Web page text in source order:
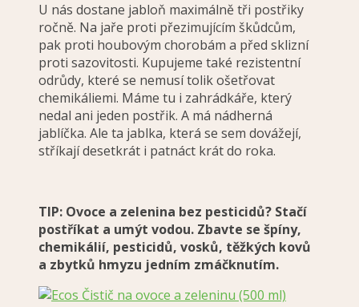
U nás dostane jabloň maximálně tři postřiky
ročně. Na jaře proti přezimujícím škůdcům,
pak proti houbovým chorobám a před sklizní
proti sazovitosti. Kupujeme také rezistentní
odrůdy, které se nemusí tolik ošetřovat
chemikáliemi. Máme tu i zahrádkáře, který
nedal ani jeden postřik. A má nádherná
jablíčka. Ale ta jablka, která se sem dovážejí,
stříkají desetkrát i patnáct krát do roka.
TIP: Ovoce a zelenina bez pesticidů? Stačí
postříkat a umýt vodou. Zbavte se špíny,
chemikálií, pesticidů, vosků, těžkých kovů
a zbytků hmyzu jedním zmáčknutím.